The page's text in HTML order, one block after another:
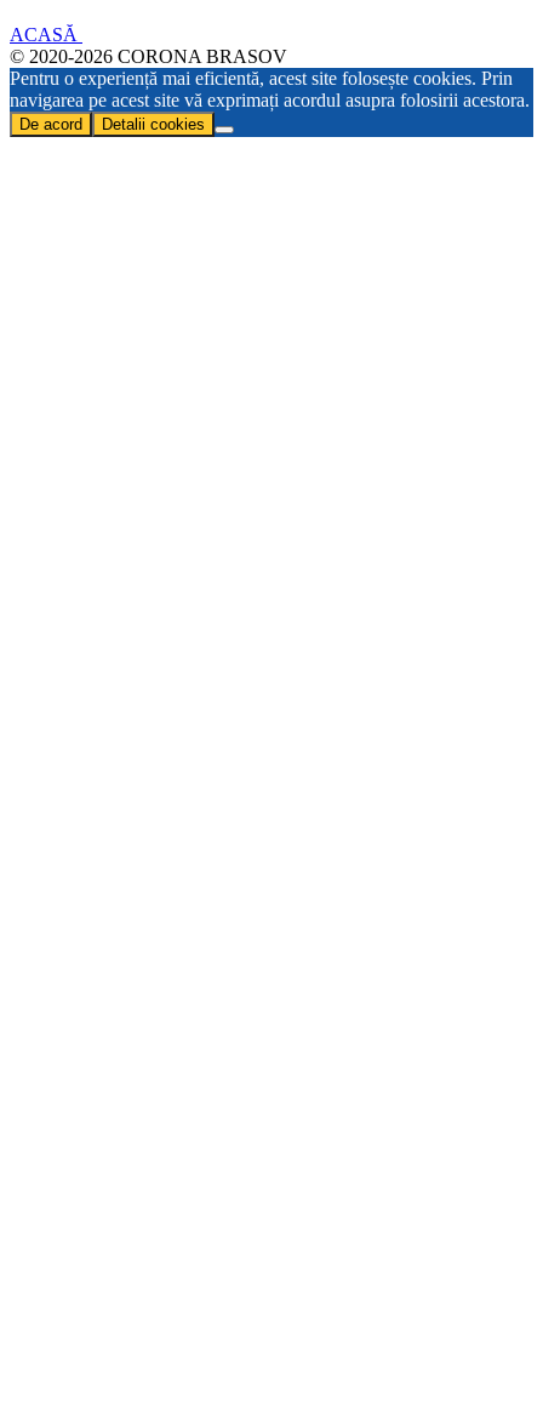
ACASĂ
© 2020-2026 CORONA BRASOV
Pentru o experiență mai eficientă, acest site folosește cookies. Prin
navigarea pe acest site vă exprimați acordul asupra folosirii acestora.
De acord Detalii cookies